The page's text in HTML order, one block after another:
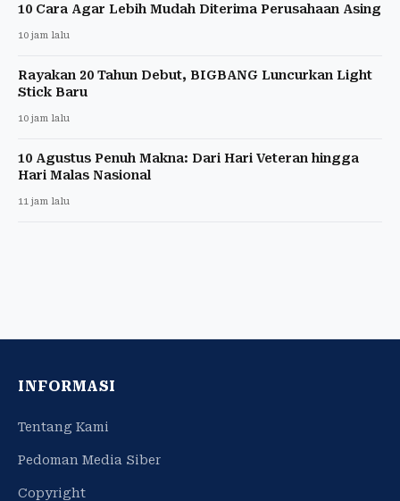
10 Cara Agar Lebih Mudah Diterima Perusahaan Asing
10 jam lalu
Rayakan 20 Tahun Debut, BIGBANG Luncurkan Light
Stick Baru
10 jam lalu
10 Agustus Penuh Makna: Dari Hari Veteran hingga
Hari Malas Nasional
11 jam lalu
INFORMASI
Tentang Kami
Pedoman Media Siber
Copyright